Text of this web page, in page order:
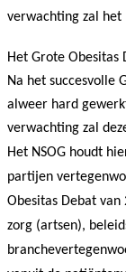
verwachting zal
Het Grote Obesitas
Na het succesvolle
alweer hard
verwachting zal
Het NSOG houdt
partijen
Obesitas Debat
zorg (artsen),